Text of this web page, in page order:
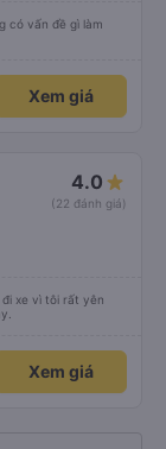
có vấn đề gì làm
Xem giá
4.0
(22 đánh giá)
xe vì tôi rất yên
Xem giá